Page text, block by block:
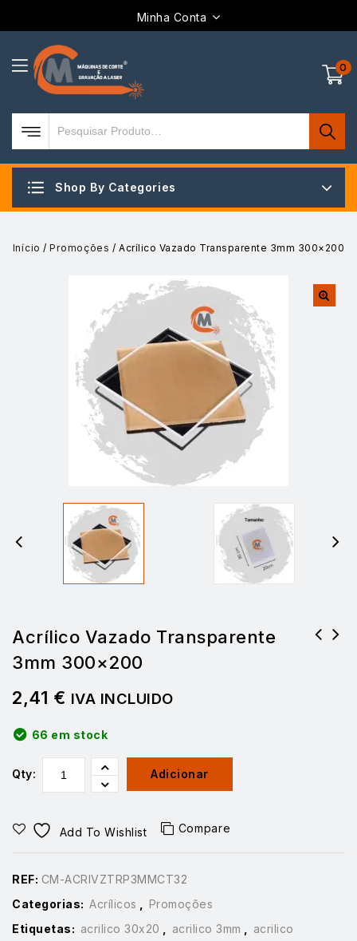
Minha Conta
Shop By Categories
0
Início /Promoções /Acrílico Vazado Transparente 3mm 300×200
Acrílico Vazado Transparente
3mm 300×200
2,41 € IVA INCLUIDO
66 em stock
Qty: Adicionar
Add To Wishlist Compare
REF: CM-ACRIVZTRP3MMCT32
Categorias: Acrílicos
Promoções
Etiquetas: acrilico 30x20 acrilico 3mm
acrilico